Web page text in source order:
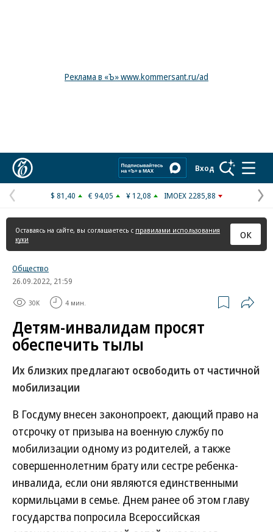
Реклама в «Ъ» www.kommersant.ru/ad
Вход
Предыдущая
страница
$ 81,40 € 94,05 ¥ 12,08 IMOEX 2285,88
Оставаясь на сайте, вы соглашаетесь с правилами использования
куки
ОК
Общество
26.09.2022, 21:59
30K 4 мин.
Детям-инвалидам просят
обеспечить тылы
Их близких предлагают освободить от частичной
мобилизации
В Госдуму внесен законопроект, дающий право на
отсрочку от призыва на военную службу по
мобилизации одному из родителей, а также
совершеннолетним брату или сестре ребенка-
инвалида, если они являются единственными
кормильцами в семье. Днем ранее об этом главу
государства попросила Всероссийская